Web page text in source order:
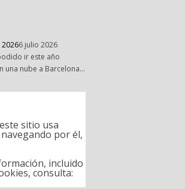
6 julio 2026
ir este año
una nube a Barcelona…
sitio usa
por él,
incluido
consulta: